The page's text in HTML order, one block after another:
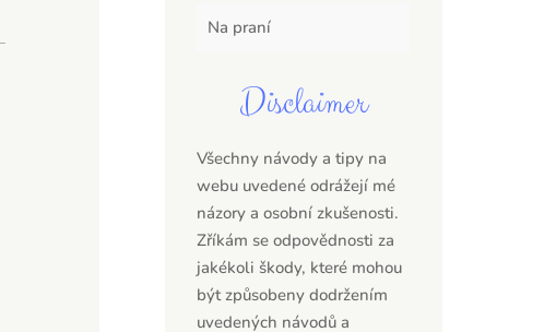
Na praní
Disclaimer
Všechny návody a tipy na
webu uvedené odrážejí mé
názory a osobní zkušenosti.
Zříkám se odpovědnosti za
jakékoli škody, které mohou
být způsobeny dodržením
uvedených návodů a